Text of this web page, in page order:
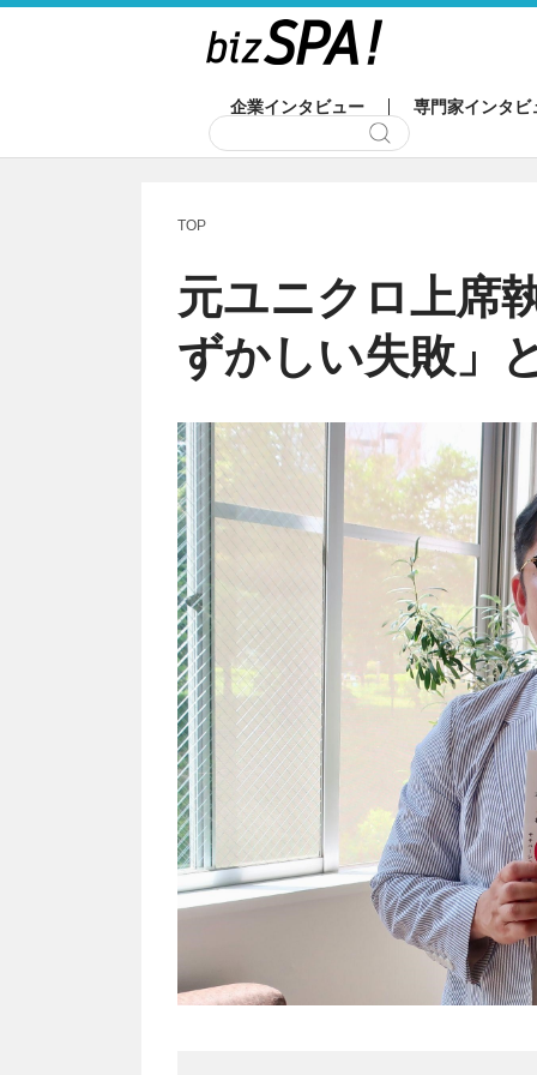
企業インタビュー 専門家インタビ
TOP
元ユニクロ上席
ずかしい失敗」